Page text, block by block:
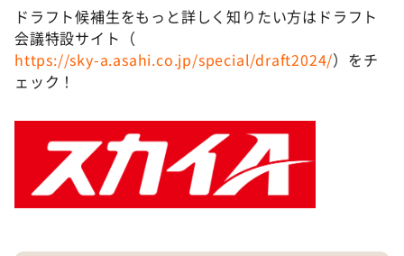
ドラフト候補生をもっと詳しく知りたい方はドラフト
会議特設サイト（
https://sky-a.asahi.co.jp/special/draft2024/）をチ
ェック！